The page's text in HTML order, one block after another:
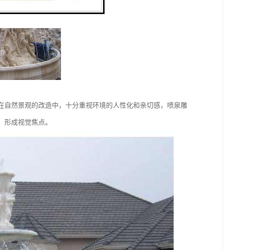
然景观的改造中，十分重视环境的人性化和亲切感，喷泉雕
成视觉焦点。